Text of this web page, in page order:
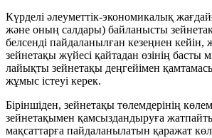
Күрделі әлеуметтік-экономикалық
және оның салдары) байланысты
белсенді пайдаланылған кезеңнен
зейнетақы жүйесі қайтадан өзінің басты
лайықты зейнетақы деңгейімен
жұмыс істеуі керек.
Біріншіден, зейнетақы төлемдерінің
зейнетақымен қамсыздандыруға
мақсаттарға пайдаланылатын қаражат